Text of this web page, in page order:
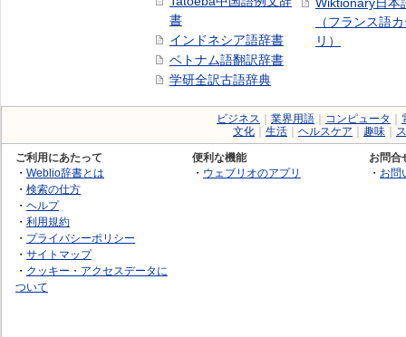
書
インドネシア語辞書
ベトナム語翻訳辞書
学研全訳古語辞典
（フランス語
リ）
ビジネス 業界用語 コンピュータ
文化
生活 ヘルスケア 趣味
ご利用にあたって
・ Weblio辞書とは
・ 検索の仕方
・ ヘルプ
・ 利用規約
・ プライバシーポリシー
・ サイトマップ
・ クッキー・アクセスデータに
ついて
便利な機能
・ ウェブリオのアプリ
お問合
・ お問